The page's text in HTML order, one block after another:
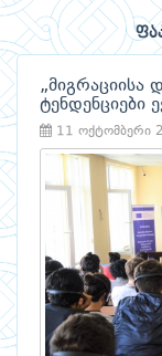
„მიგრაციისა
ტენდენციები
11 ოქტომბერი